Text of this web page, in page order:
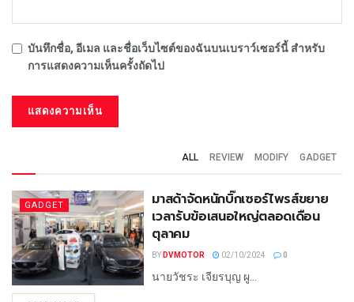
บันทึกชื่อ, อีเมล และชื่อเว็บไซต์ของฉันบนเบราว์เซอร์นี้ สำหรับ
การแสดงความเห็นครั้งถัดไป
ALL REVIEW MODIFY GADGET
GADGET
มาสด้าจัดหนักบิ๊กเซอร์ไพรส์ขยาย
เวลารับข้อเสนอใหญ่ตลอดเดือน
ตุลาคม
BY DVMOTOR 02/10/2024 0
นายวัชระ เจียรบุญ ผู...